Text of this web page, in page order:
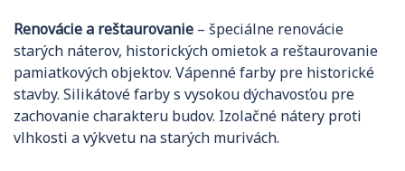
Renovácie a reštaurovanie – špeciálne renovácie
starých náterov, historických omietok a reštaurovanie
pamiatkových objektov. Vápenné farby pre historické
stavby. Silikátové farby s vysokou dýchavosťou pre
zachovanie charakteru budov. Izolačné nátery proti
vlhkosti a výkvetu na starých murivách.